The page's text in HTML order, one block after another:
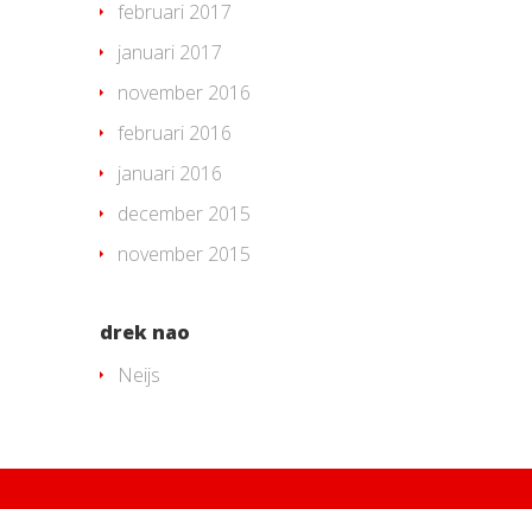
februari 2017
januari 2017
november 2016
februari 2016
januari 2016
december 2015
november 2015
drek nao
Neijs